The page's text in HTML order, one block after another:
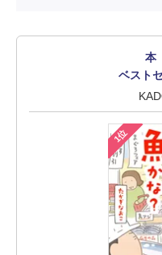
本
ベスト
1位